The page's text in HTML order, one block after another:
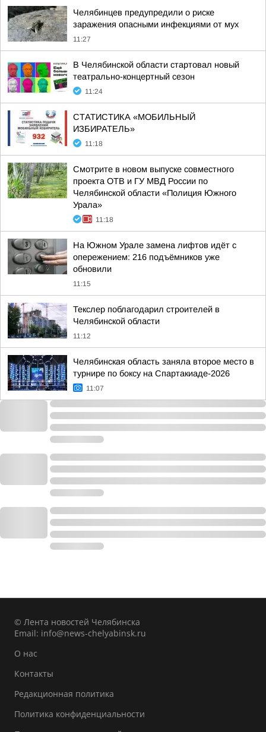
Челябинцев предупредили о риске
заражения опасными инфекциями от мух
11:27
В Челябинской области стартовал новый
театрально-концертный сезон
11:24
СТАТИСТИКА «МОБИЛЬНЫЙ
ИЗБИРАТЕЛЬ»
11:18
Смотрите в новом выпуске совместного
проекта ОТВ и ГУ МВД России по
Челябинской области «Полиция Южного
Урала»
11:18
На Южном Урале замена лифтов идёт с
опережением: 216 подъёмников уже
обновили
11:15
Текслер поблагодарил строителей в
Челябинской области
11:12
Челябинская область заняла второе место в
турнире по боксу на Спартакиаде-2026
11:07
© Лента новостей Челябинска
Email: info@news-chelyabinsk.ru
О нас
Контакты
Редакционная политика
Политика конфиденциальности